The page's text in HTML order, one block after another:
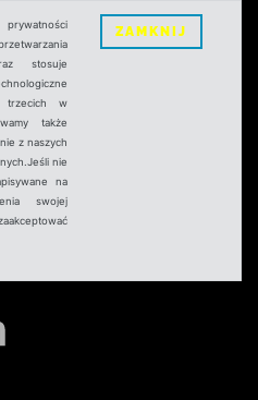
stosuje
trzecich w
także
z naszych
nie
na
swojej
ZAMKNIJ